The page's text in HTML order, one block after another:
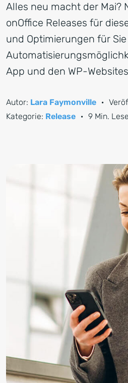
Alles neu macht der Mai?
onOffice Releases für
und Optimierungen für
App und den WP-
Autor: Lara Faymonville ·
Kategorie: Release · 9 Min.